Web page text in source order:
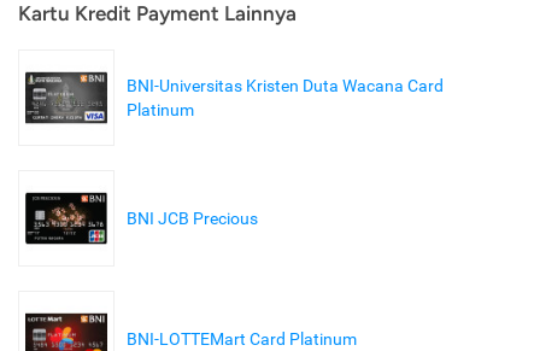
Kartu Kredit Payment Lainnya
BNI-Universitas Kristen Duta Wacana Card
Platinum
BNI JCB Precious
BNI-LOTTEMart Card Platinum